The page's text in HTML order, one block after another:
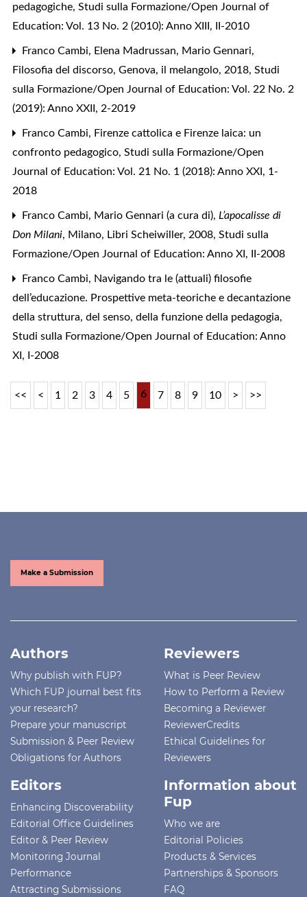
pedagogiche, Studi sulla Formazione/Open Journal of
Education: Vol. 13 No. 2 (2010): Anno XIII, II-2010
Franco Cambi, Elena Madrussan, Mario Gennari,
Filosofia del discorso, Genova, il melangolo, 2018, Studi
sulla Formazione/Open Journal of Education: Vol. 22 No. 2
(2019): Anno XXII, 2-2019
Franco Cambi, Firenze cattolica e Firenze laica: un
confronto pedagogico, Studi sulla Formazione/Open
Journal of Education: Vol. 21 No. 1 (2018): Anno XXI, 1-
2018
Franco Cambi, Mario Gennari (a cura di), L’apocalisse di
Don Milani, Milano, Libri Scheiwiller, 2008, Studi sulla
Formazione/Open Journal of Education: Anno XI, II-2008
Franco Cambi, Navigando tra le (attuali) filosofie
dell’educazione. Prospettive meta-teoriche e decantazione
della struttura, del senso, della funzione della pedagogia,
Studi sulla Formazione/Open Journal of Education: Anno
XI, I-2008
<< < 1 2 3 4 5 6 7 8 9 10 > >>
Make a Submission
Authors
Why publish with FUP?
Which FUP journal best fits
your research?
Prepare your manuscript
Submission & Peer Review
Obligations for Authors
Reviewers
What is Peer Review
How to Perform a Review
Becoming a Reviewer
ReviewerCredits
Ethical Guidelines for
Reviewers
Editors
Enhancing Discoverability
Editorial Office Guidelines
Editor & Peer Review
Monitoring Journal
Performance
Attracting Submissions
Information about
Fup
Who we are
Editorial Policies
Products & Services
Partnerships & Sponsors
FAQ